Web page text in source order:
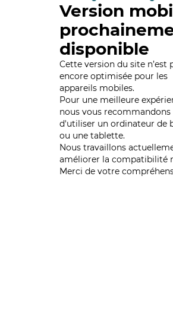
Version
disponible
Cette version du site n’est
encore optimisée pour les
appareils mobiles.
Pour une meilleure
nous vous recommandons
d'utiliser un ordinateur de
ou une tablette.
Nous travaillons
améliorer la compatibilité
Merci de votre